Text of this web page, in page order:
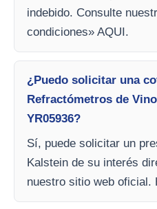
indebido. Consulte
condiciones» AQUI.
¿Puedo solicitar una
Refractómetros de
YR05936?
Sí, puede solicitar un
Kalstein de su interés
nuestro sitio web oficial.